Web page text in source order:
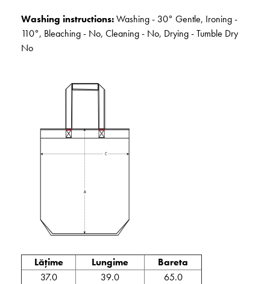
Washing instructions:Washing - 30° Gentle, Ironing -
110°, Bleaching - No, Cleaning - No, Drying - Tumble Dry
No
Lățime Lungime
Bareta
37.0
39.0 65.0